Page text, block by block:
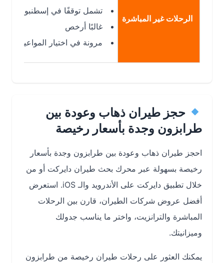
الرحلات غير المباشرة
تشمل توقفًا في إسطنبول أو الرياض
غالبًا أرخص
مرونة في اختيار المواعيد
حجز طيران ذهاب وعودة بين
طرابزون وجدة بأسعار رخيصة
احجز طيران ذهاب وعودة بين طرابزون وجدة بأسعار
رخيصة بسهولة عبرمحرك بحث طيران دايركتأو من
تطبيق دايركت على الأندرويد والـ iOS
. استعرض
أفضل عروض شركات الطيران، قارن بينالرحلات
المباشرة والترانزيت ، واختر ما يناسب جدولك
وميزانيتك.
يمكنك العثور على رحلات طيران رخيصة من طرابزون